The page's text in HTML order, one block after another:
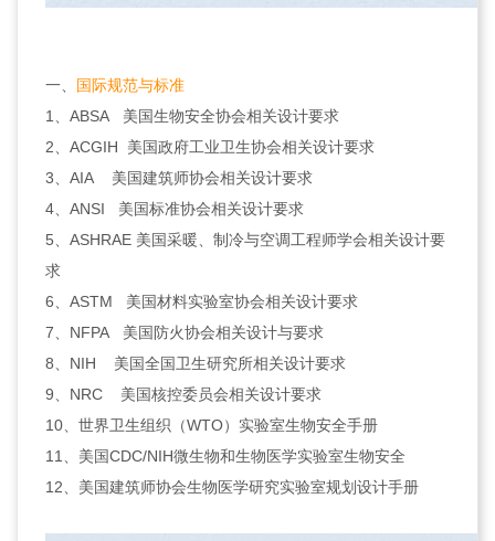
一、 国际规范与标准
1、ABSA 美国生物安全协会相关设计要求
2、ACGIH 美国政府工业卫生协会相关设计要求
3、AIA 美国建筑师协会相关设计要求
4、ANSI 美国标准协会相关设计要求
5、ASHRAE 美国采暖、制冷与空调工程师学会相关设计要
求
6、ASTM 美国材料实验室协会相关设计要求
7、NFPA 美国防火协会相关设计与要求
8、NIH 美国全国卫生研究所相关设计要求
9、NRC 美国核控委员会相关设计要求
10、世界卫生组织（WTO）实验室生物安全手册
11、美国CDC/NIH微生物和生物医学实验室生物安全
12、美国建筑师协会生物医学研究实验室规划设计手册